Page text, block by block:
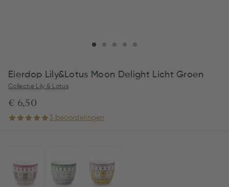
Eierdop Lily&Lotus Moon Delight Licht Groen
Collectie Lily & Lotus
€ 6,50
3 beoordelingen